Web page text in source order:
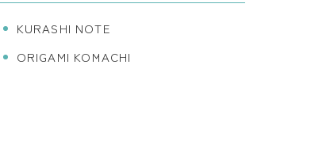
KURASHI NOTE
ORIGAMI KOMACHI